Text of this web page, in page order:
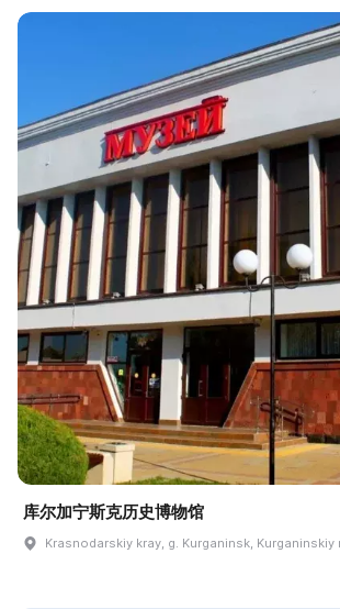
库尔加宁斯克历史博物馆
Krasnodarskiy kray, g. Kurganinsk, Kurganinskiy